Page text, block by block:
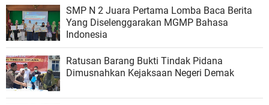
SMP N 2 Juara Pertama Lomba Baca Berita
Yang Diselenggarakan MGMP Bahasa
Indonesia
Ratusan Barang Bukti Tindak Pidana
Dimusnahkan Kejaksaan Negeri Demak